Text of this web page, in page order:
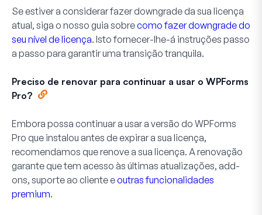
Se estiver a considerar fazer downgrade da sua licença
atual, siga o nosso guia sobrecomo fazer downgrade do
seu nível de licença. Isto fornecer-lhe-á instruções passo
a passo para garantir uma transição tranquila.
Preciso de renovar para continuar a usar o WPForms
Pro?
Embora possa continuar a usar a versão do WPForms
Pro que instalou antes de expirar a sua licença,
recomendamos que renove a sua licença. A renovação
garante que tem acesso às últimas atualizações, add-
ons, suporte ao cliente eoutras funcionalidades
premium.